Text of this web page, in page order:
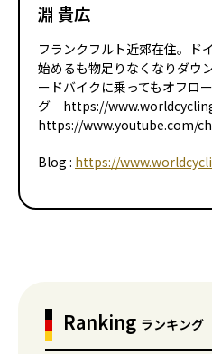
淵 貴広
フランクフルト近郊在住。ド
始めるも物足りなくなりダウ
ードバイクに乗ってもオフロ
グ https://
https://www.youtube.com/
Blog : https://
Ranking ランキング